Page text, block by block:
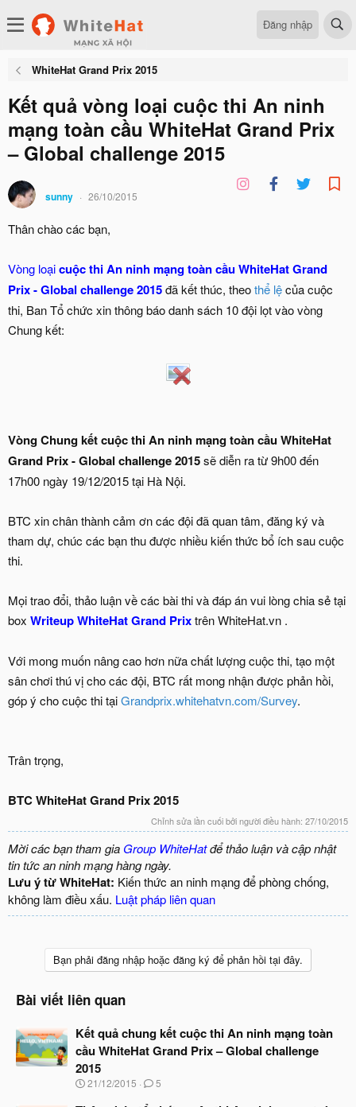
Đăng nhập
WhiteHat Grand Prix 2015
Kết quả vòng loại cuộc thi An ninh
mạng toàn cầu WhiteHat Grand Prix
– Global challenge 2015
sunny 26/10/2015
Thân chào các bạn,
Vòng loạicuộc thi An ninh mạng toàn cầu WhiteHat Grand
Prix - Global challenge 2015đã kết thúc, theothể lệcủa cuộc
thi, Ban Tổ chức xin thông báo danh sách 10 đội lọt vào vòng
Chung kết:
Vòng Chung kết cuộc thi An ninh mạng toàn cầu WhiteHat
Grand Prix - Global challenge 2015sẽ diễn ra từ 9h00 đến
17h00 ngày 19/12/2015 tại Hà Nội.
BTC xin chân thành cảm ơn các đội đã quan tâm, đăng ký và
tham dự, chúc các bạn thu được nhiều kiến thức bổ ích sau cuộc
thi.
Mọi trao đổi, thảo luận về các bài thi và đáp án vui lòng chia sẻ tại
box Writeup WhiteHat Grand Prixtrên WhiteHat.vn .
Với mong muốn nâng cao hơn nữa chất lượng cuộc thi, tạo một
sân chơi thú vị cho các đội, BTC rất mong nhận được phản hồi,
góp ý cho cuộc thi tạiGrandprix.whitehatvn.com/Survey.
Trân trọng,
BTC WhiteHat Grand Prix 2015
Chỉnh sửa lần cuối bởi người điều hành: 27/10/2015
Mời các bạn tham gia Group WhiteHatđể thảo luận và cập nhật
tin tức an ninh mạng hàng ngày.
Lưu ý từ WhiteHat: Kiến thức an ninh mạng để phòng chống,
không làm điều xấu. Luật pháp liên quan
Bạn phải đăng nhập hoặc đăng ký để phản hồi tại đây.
Bài viết liên quan
Kết quả chung kết cuộc thi An ninh mạng toàn
cầu WhiteHat Grand Prix – Global challenge
2015
N
21/12/2015 5